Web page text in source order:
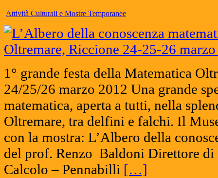
Attività Culturali e Mostre Temporanee
1° grande festa della Matematica
24/25/26 marzo 2012 Una grande
matematica, aperta a tutti, nella
Oltremare, tra delfini e falchi. Il
con la mostra: L’Albero della
del prof. Renzo Baldoni Direttore di
Calcolo – Pennabilli […]